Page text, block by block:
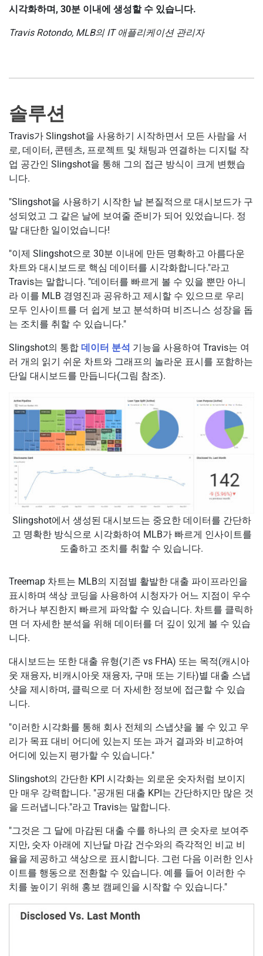
시각화하며, 30분 이내에 생성할 수 있습니다.
Travis Rotondo, MLB의 IT 애플리케이션 관리자
솔루션
Travis가 Slingshot을 사용하기 시작하면서 모든 사람을 서
로, 데이터, 콘텐츠, 프로젝트 및 채팅과 연결하는 디지털 작
업 공간인 Slingshot을 통해 그의 접근 방식이 크게 변했습
니다.
"Slingshot을 사용하기 시작한 날 본질적으로 대시보드가 구
성되었고 그 같은 날에 보여줄 준비가 되어 있었습니다. 정
말 대단한 일이었습니다!
"이제 Slingshot으로 30분 이내에 만든 명확하고 아름다운
차트와 대시보드로 핵심 데이터를 시각화합니다."라고
Travis는 말합니다. "데이터를 빠르게 볼 수 있을 뿐만 아니
라 이를 MLB 경영진과 공유하고 제시할 수 있으므로 우리
모두 인사이트를 더 쉽게 보고 분석하며 비즈니스 성장을 돕
는 조치를 취할 수 있습니다."
Slingshot의 통합 데이터 분석 기능을 사용하여 Travis는 여
러 개의 읽기 쉬운 차트와 그래프의 놀라운 표시를 포함하는
단일 대시보드를 만듭니다(그림 참조).
Slingshot에서 생성된 대시보드는 중요한 데이터를 간단하
고 명확한 방식으로 시각화하여 MLB가 빠르게 인사이트를
도출하고 조치를 취할 수 있습니다.
Treemap 차트는 MLB의 지점별 활발한 대출 파이프라인을
표시하며 색상 코딩을 사용하여 시청자가 어느 지점이 우수
하거나 부진한지 빠르게 파악할 수 있습니다. 차트를 클릭하
면 더 자세한 분석을 위해 데이터를 더 깊이 있게 볼 수 있습
니다.
대시보드는 또한 대출 유형(기존 vs FHA) 또는 목적(캐시아
웃 재융자, 비캐시아웃 재융자, 구매 또는 기타)별 대출 스냅
샷을 제시하며, 클릭으로 더 자세한 정보에 접근할 수 있습
니다.
"이러한 시각화를 통해 회사 전체의 스냅샷을 볼 수 있고 우
리가 목표 대비 어디에 있는지 또는 과거 결과와 비교하여
어디에 있는지 평가할 수 있습니다."
Slingshot의 간단한 KPI 시각화는 외로운 숫자처럼 보이지
만 매우 강력합니다. "공개된 대출 KPI는 간단하지만 많은 것
을 드러냅니다."라고 Travis는 말합니다.
"그것은 그 달에 마감된 대출 수를 하나의 큰 숫자로 보여주
지만, 숫자 아래에 지난달 마감 건수와의 즉각적인 비교 비
율을 제공하고 색상으로 표시합니다. 그런 다음 이러한 인사
이트를 행동으로 전환할 수 있습니다. 예를 들어 이러한 수
치를 높이기 위해 홍보 캠페인을 시작할 수 있습니다."